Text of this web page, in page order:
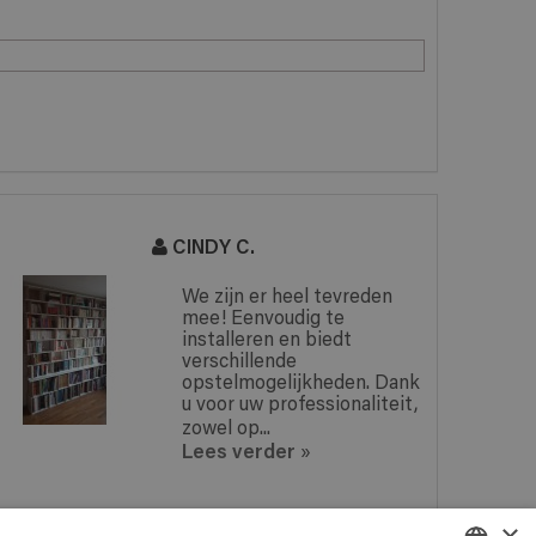
CINDY C.
We zijn er heel tevreden
mee! Eenvoudig te
installeren en biedt
verschillende
opstelmogelijkheden. Dank
u voor uw professionaliteit,
zowel op...
Lees verder »